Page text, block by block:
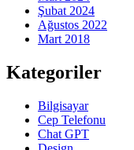
Şubat 2024
Ağustos 2022
Mart 2018
Kategoriler
Bilgisayar
Cep Telefonu
Chat GPT